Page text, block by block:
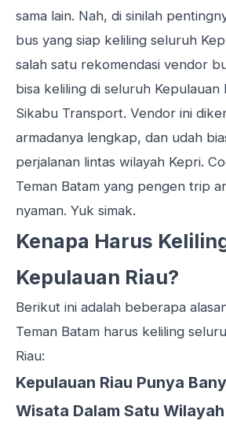
sama lain. Nah, di sinilah
bus yang siap keliling seluruh
salah satu rekomendasi vendor
bisa keliling di seluruh Kepulauan
Sikabu Transport. Vendor ini
armadanya lengkap, dan udah
perjalanan lintas wilayah Kepri.
Teman Batam yang pengen trip
nyaman. Yuk simak.
Kenapa Harus
Kepulauan Riau?
Berikut ini adalah beberapa
Teman Batam harus keliling
Riau:
Kepulauan Riau Punya
Wisata Dalam Satu Wilayah